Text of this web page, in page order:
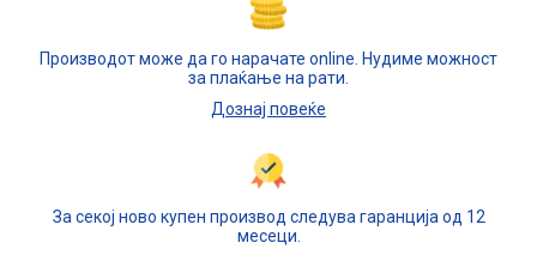
Производот може да го нарачате online. Нудиме можност
за плаќање на рати.
Дознај повеќе
За секој ново купен производ следува гаранција од 12
месеци.